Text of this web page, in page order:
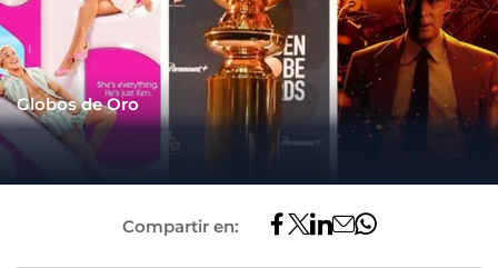
Globos de Oro
Compartir en: